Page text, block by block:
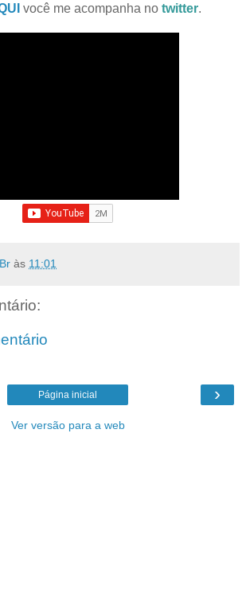
você me acompanha no twitter.
às 11:01
›
Página inicial
Ver versão para a web